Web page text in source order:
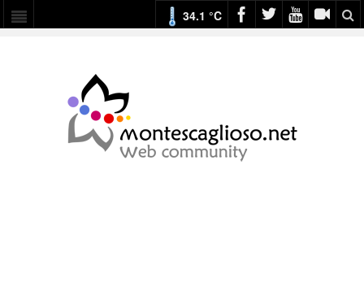
34.1 °C